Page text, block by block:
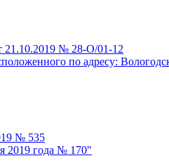
21.10.2019 № 28-О/01-12
по адресу:
№ 535
2019 года № 170"